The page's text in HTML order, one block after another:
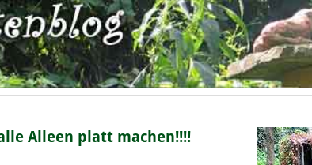
Alleen platt machen!!!!